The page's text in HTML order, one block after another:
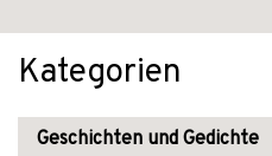
Kategorien
Geschichten und Gedichte